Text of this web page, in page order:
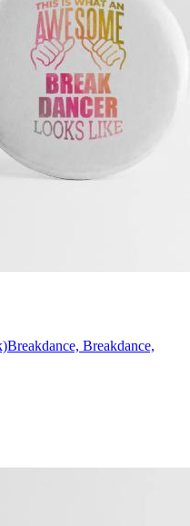
Breakdance, Breakdance,